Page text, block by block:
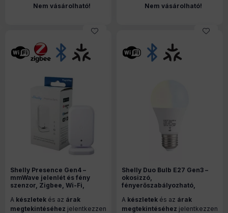
Nem vásárolható! Nem vásárolható!
Shelly Presence Gen4 –
mmWave jelenlét és fény
szenzor, Zigbee, Wi-Fi,
A készletek és az árak
megtekintéséhez jelentkezzen
Shelly Duo Bulb E27 Gen3 –
okosizzó,
fényerőszabályozható,
Fi, Bluetooth
A készletek és az árak
megtekintéséhez jelentkezzen